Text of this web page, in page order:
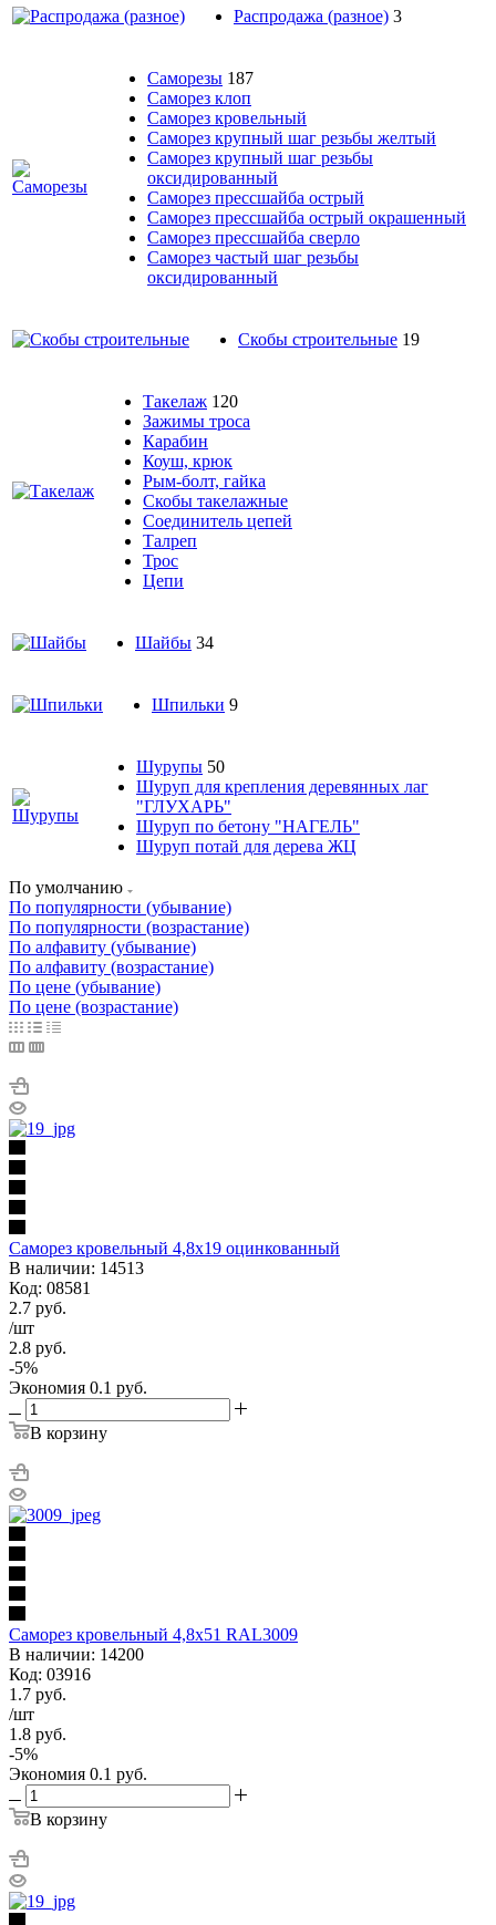
Распродажа (разное) 3
Саморезы 187
Саморез клоп
Саморез кровельный
Саморез крупный шаг резьбы желтый
Саморез крупный шаг резьбы
оксидированный
Саморез прессшайба острый
Саморез прессшайба острый окрашенный
Саморез прессшайба сверло
Саморез частый шаг резьбы
оксидированный
Скобы строительные 19
Такелаж 120
Зажимы троса
Карабин
Коуш, крюк
Рым-болт, гайка
Скобы такелажные
Соединитель цепей
Талреп
Трос
Цепи
Шайбы 34
Шпильки 9
Шурупы 50
Шуруп для крепления деревянных лаг
"ГЛУХАРЬ"
Шуруп по бетону "НАГЕЛЬ"
Шуруп потай для дерева ЖЦ
По умолчанию
По популярности (убывание)
По популярности (возрастание)
По алфавиту (убывание)
По алфавиту (возрастание)
По цене (убывание)
По цене (возрастание)
Саморез кровельный 4,8х19 оцинкованный
В наличии: 14513
Код: 08581
2.7 руб.
/шт
2.8 руб.
-5%
Экономия 0.1 руб.
В корзину
Саморез кровельный 4,8х51 RAL3009
В наличии: 14200
Код: 03916
1.7 руб.
/шт
1.8 руб.
-5%
Экономия 0.1 руб.
В корзину